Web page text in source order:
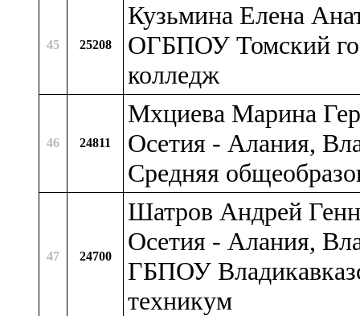
45 25208
Кузьмина Елена
ОГБПОУ Томский
колледж
46 24811
Мхциева Марина
Осетия - Алания,
Средняя
47 24700
Шатров Андрей
Осетия - Алания,
ГБПОУ
техникум